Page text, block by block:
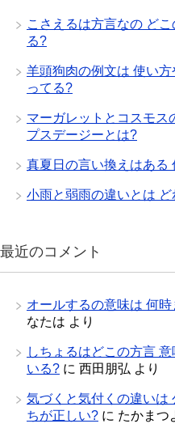
こさえるは方言なの ど
る?
羊頭狗肉の例文は 使い
ってる?
マーガレットとコスモス
プスデージーとは?
真夏日の言い換えはある
小雨と弱雨の違いとは
最近のコメント
オールするの意味は 何
なたは より
しちょるはどこの方言
いる? に 西田朋弘 より
気づくと気付くの違いは
ちが正しい? に たかまつ